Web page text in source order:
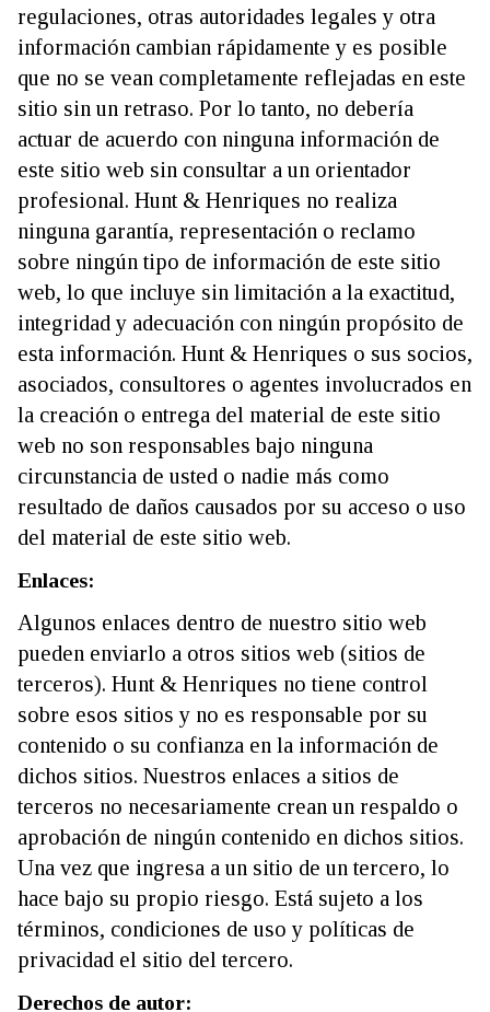
regulaciones, otras autoridades legales y otra
información cambian rápidamente y es posible
que no se vean completamente reflejadas en este
sitio sin un retraso. Por lo tanto, no debería
actuar de acuerdo con ninguna información de
este sitio web sin consultar a un orientador
profesional. Hunt & Henriques no realiza
ninguna garantía, representación o reclamo
sobre ningún tipo de información de este sitio
web, lo que incluye sin limitación a la exactitud,
integridad y adecuación con ningún propósito de
esta información. Hunt & Henriques o sus socios,
asociados, consultores o agentes involucrados en
la creación o entrega del material de este sitio
web no son responsables bajo ninguna
circunstancia de usted o nadie más como
resultado de daños causados por su acceso o uso
del material de este sitio web.
Enlaces:
Algunos enlaces dentro de nuestro sitio web
pueden enviarlo a otros sitios web (sitios de
terceros). Hunt & Henriques no tiene control
sobre esos sitios y no es responsable por su
contenido o su confianza en la información de
dichos sitios. Nuestros enlaces a sitios de
terceros no necesariamente crean un respaldo o
aprobación de ningún contenido en dichos sitios.
Una vez que ingresa a un sitio de un tercero, lo
hace bajo su propio riesgo. Está sujeto a los
términos, condiciones de uso y políticas de
privacidad el sitio del tercero.
Derechos de autor: